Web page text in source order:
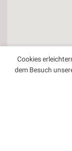
Cookies
dem Besuch